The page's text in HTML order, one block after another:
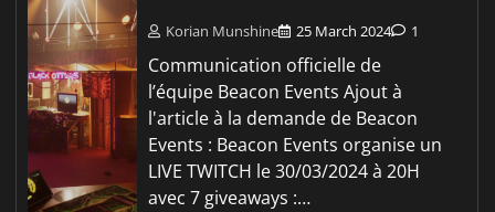
Korian Munshine 25 March 2024 1
Communication officielle de
l’équipe Beacon Events Ajout à
l'article à la demande de Beacon
Events : Beacon Events organise un
LIVE TWITCH le 30/03/2024 à 20H
avec 7 giveaways :…